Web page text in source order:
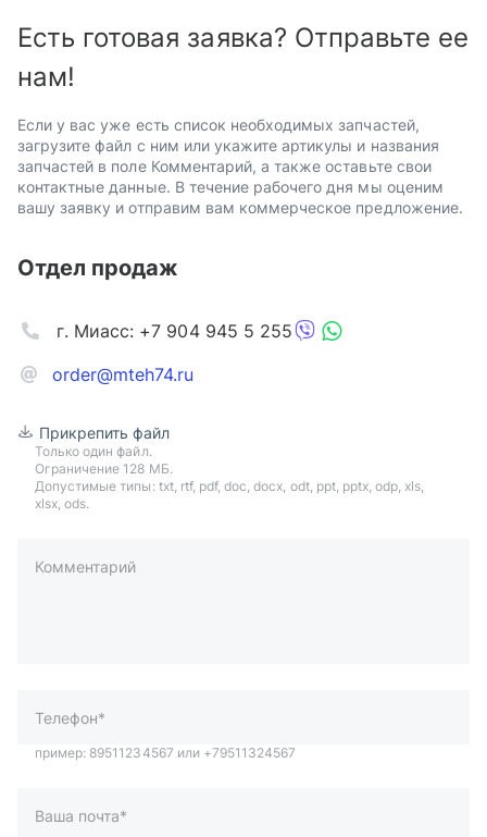
Есть готовая заявка? Отправьте ее
нам!
Если у вас уже есть список необходимых запчастей,
загрузите файл с ним или укажите артикулы и названия
запчастей в поле Комментарий, а также оставьте свои
контактные данные. В течение рабочего дня мы оценим
вашу заявку и отправим вам коммерческое предложение.
Отдел продаж
order@mteh74.ru
г. Миасс: +7 904 945 5 255
Прикрепить файл
Только один файл.
Ограничение 128 МБ.
Допустимые типы: txt, rtf, pdf, doc, docx, odt, ppt, pptx, odp, xls,
xlsx, ods.
Комментарий
пример: 89511234567 или +79511324567
Отправить